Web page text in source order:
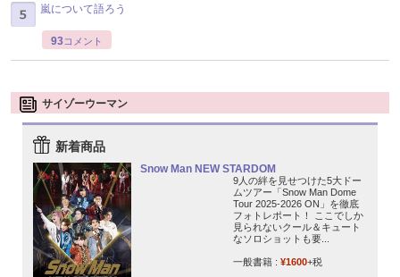
嵐について語ろう
93コメント
サイゾーウーマン
新着商品
Snow Man NEW STARDOM
9人の絆を見せつけた5大ドー
ムツアー「Snow Man Dome
Tour 2025-2026 ON」を徹底
フォトレポート！ ここでしか
見られないクール＆キュート
なソロショットも要...
一般書籍 : ¥1600+税